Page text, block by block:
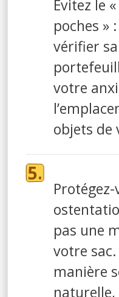
Évitez le
poches »
vérifier
votre
objets de
pas une
votre
manière